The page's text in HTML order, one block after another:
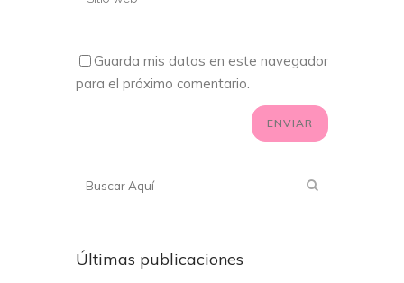
Guarda mis datos en este navegador
para el próximo comentario.
Últimas publicaciones